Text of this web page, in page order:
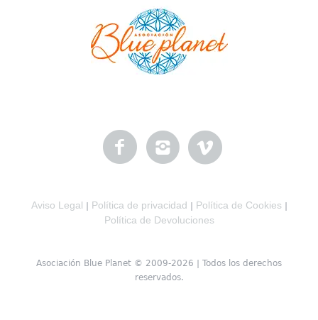
Aviso Legal Política de privacidad Política de Cookies
Política de Devoluciones
Asociación Blue Planet © 2009-2026 | Todos los derechos
reservados.